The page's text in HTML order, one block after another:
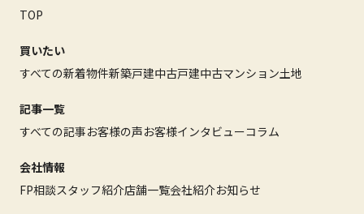
TOP
買いたい
すべての新着物件新築戸建中古戸建中古マンション土地
記事一覧
すべての記事お客様の声お客様インタビューコラム
会社情報
FP相談スタッフ紹介店舗一覧会社紹介お知らせ